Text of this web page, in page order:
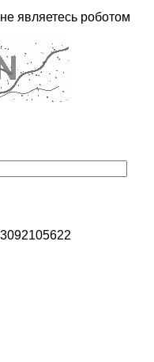
являетесь роботом